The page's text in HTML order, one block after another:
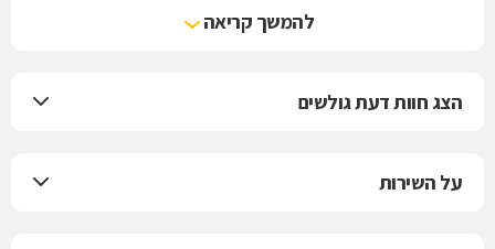
הסלולרית המתקדמים ביותר, מכירת מכשירים סלולריים חדשים של מיטב
החברות, ושירות לקוחות מסור ומקצועי.
להמשך קריאה
הצג חוות דעת גולשים
על השירות